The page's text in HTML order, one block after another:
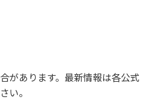
があります。最新情報は各公式
い。